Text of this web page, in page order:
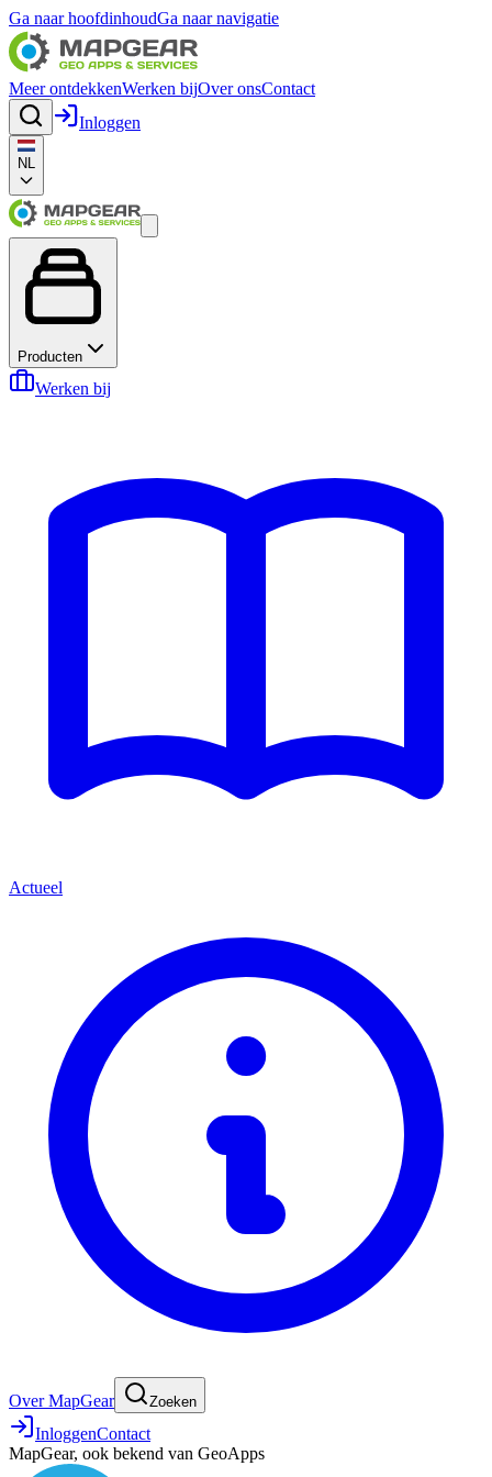
Ga naar hoofdinhoudGa naar navigatie
Meer ontdekkenWerken bijOver onsContact
Inloggen
NL
Producten
Werken bij
Actueel
Over MapGear Zoeken
InloggenContact
MapGear, ook bekend van GeoApps